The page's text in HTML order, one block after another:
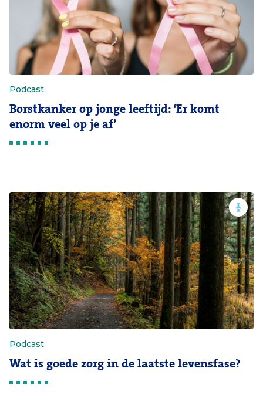
Podcast
Borstkanker op jonge leeftijd: ‘Er komt
enorm veel op je af’
Podcast
Wat is goede zorg in de laatste levensfase?